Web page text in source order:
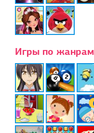
Игры по жанрам